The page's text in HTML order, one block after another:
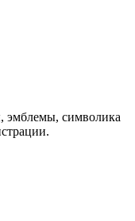
эмблемы, символика